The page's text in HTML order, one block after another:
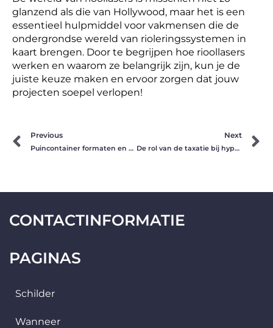
glanzend als die van Hollywood, maar het is een
essentieel hulpmiddel voor vakmensen die de
ondergrondse wereld van rioleringssystemen in
kaart brengen. Door te begrijpen hoe rioollasers
werken en waarom ze belangrijk zijn, kun je de
juiste keuze maken en ervoor zorgen dat jouw
projecten soepel verlopen!
Prev
Previous
Puincontainer formaten en keuze: optimale afstemming voor bouwprojecten
Next
De rol van de taxatie bij hypotheekaanvraag
CONTACTINFORMATIE
PAGINAS
Schilder
Wanneer